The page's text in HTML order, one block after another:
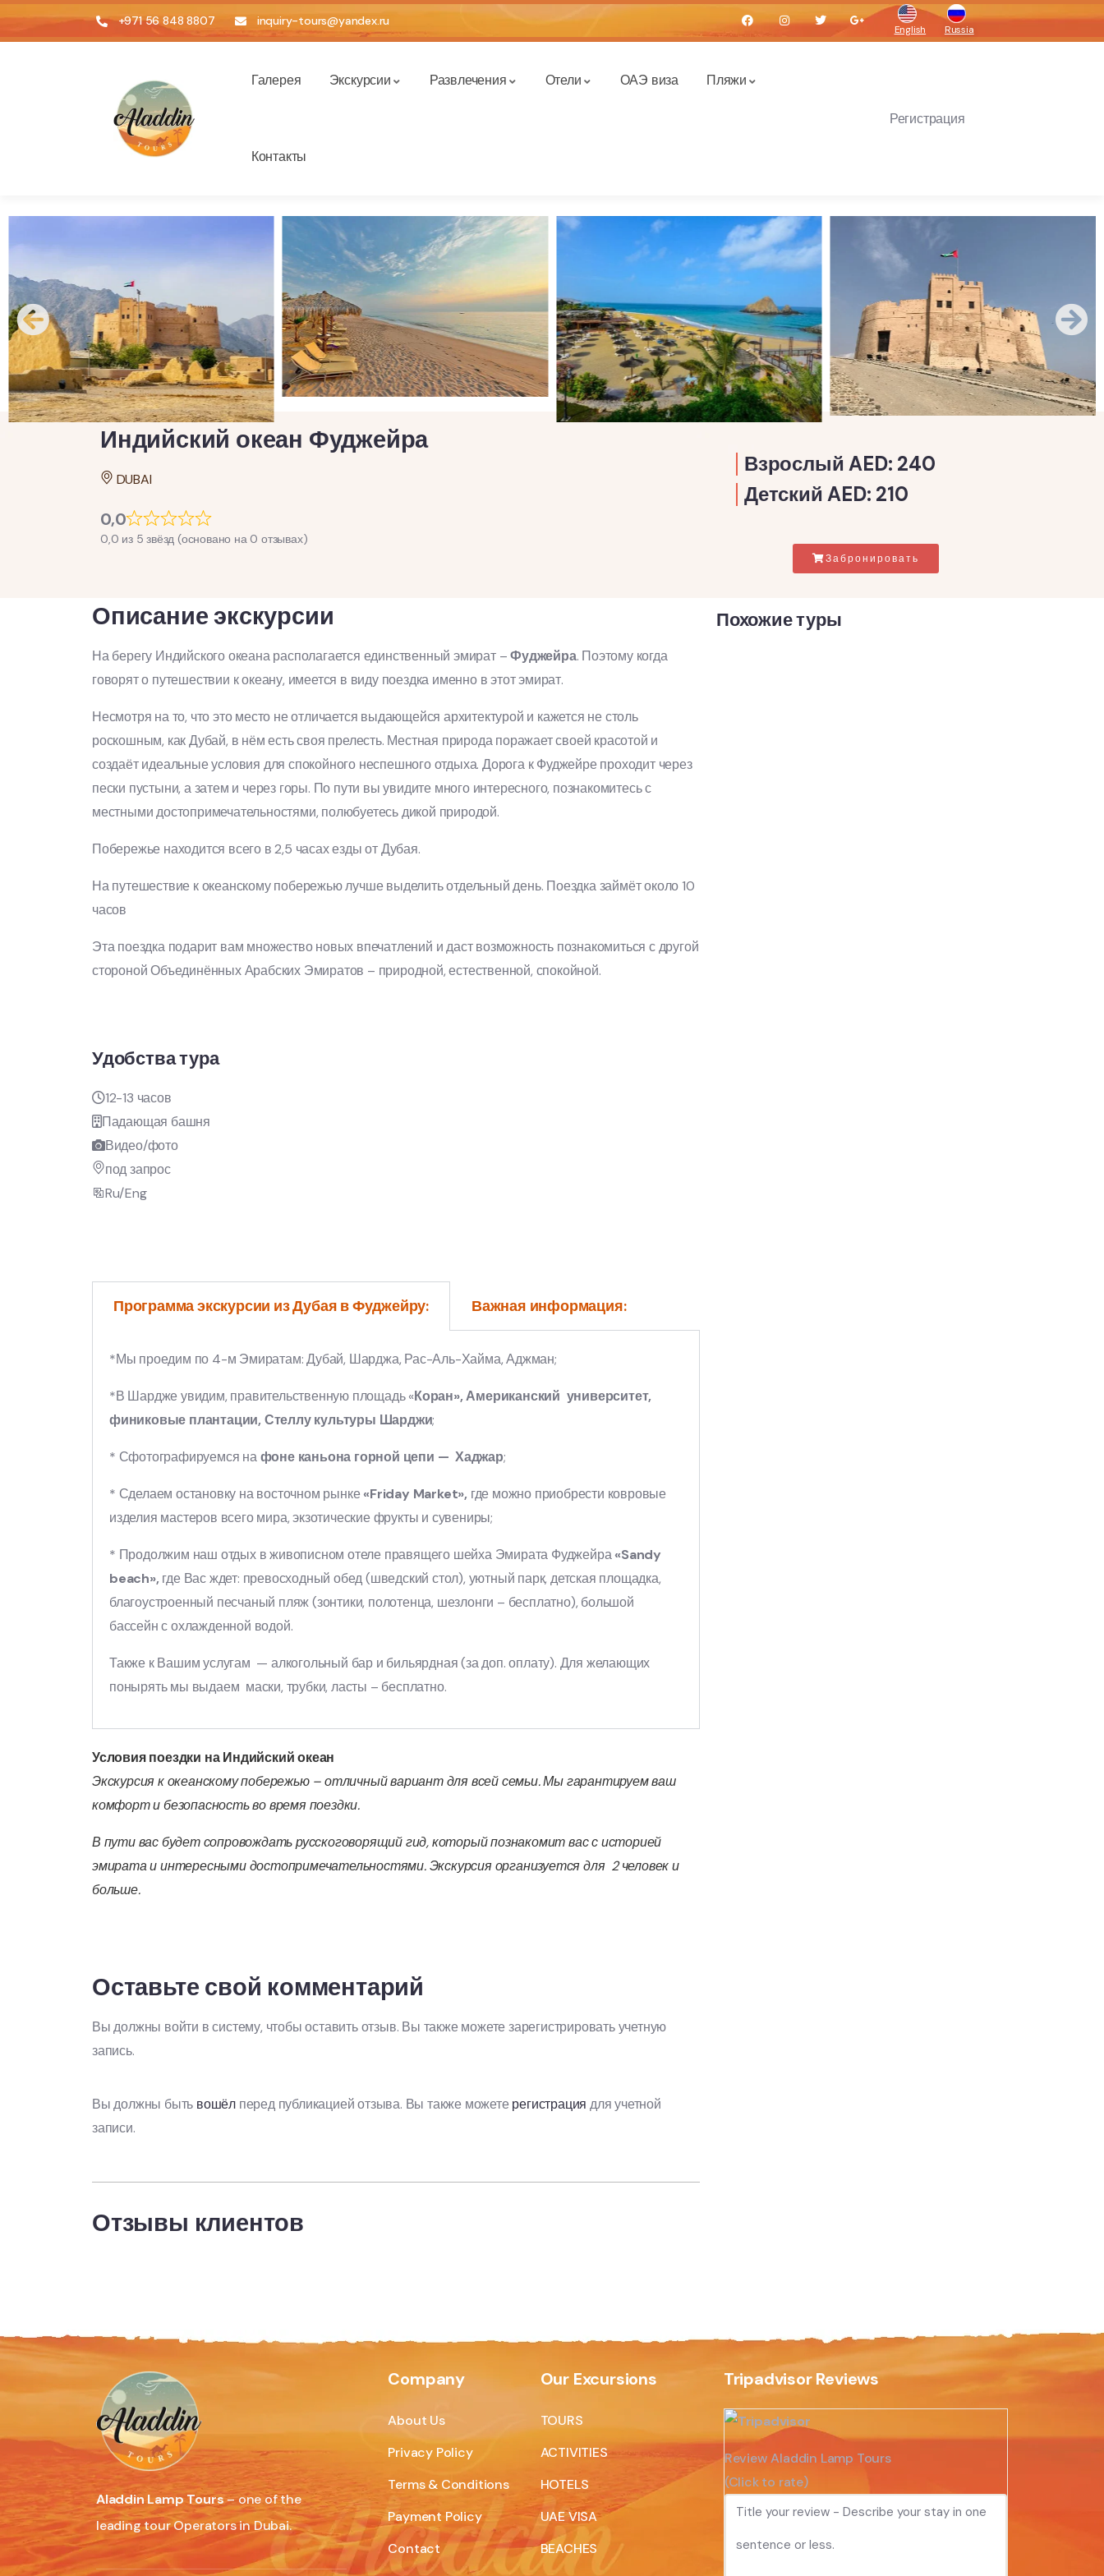
+971 56 848 8807 inquiry-tours@yandex.ru
English Russia
Галерея Экскурсии Развлечения Отели ОАЭ виза Пляжи
Контакты
Регистрация
Индийский океан Фуджейра
DUBAI
0,0
0,0 из 5 звёзд (основано на 0 отзывах)
Взрослый AED: 240
Детский AED: 210
Забронировать
Описание экскурсии
На берегу Индийского океана располагается единственный эмират –Фуджейра. Поэтому когда
говорят о путешествии к океану, имеется в виду поездка именно в этот эмират.
Несмотря на то, что это место не отличается выдающейся архитектурой и кажется не столь
роскошным, как Дубай, в нём есть своя прелесть. Местная природа поражает своей красотой и
создаёт идеальные условия для спокойного неспешного отдыха. Дорога к Фуджейре проходит через
пески пустыни, а затем и через горы. По пути вы увидите много интересного, познакомитесь с
местными достопримечательностями, полюбуетесь дикой природой.
Побережье находится всего в 2,5 часах езды от Дубая.
На путешествие к океанскому побережью лучше выделить отдельный день. Поездка займёт около 10
часов
Эта поездка подарит вам множество новых впечатлений и даст возможность познакомиться с другой
стороной Объединённых Арабских Эмиратов – природной, естественной, спокойной.
Удобства тура
12-13 часов
Падающая башня
Видео/фото
под запрос
Ru/Eng
Программа экскурсии из Дубая в Фуджейру: Важная информация:
*Мы проедим по 4-м Эмиратам: Дубай, Шарджа, Рас-Аль-Хайма, Аджман;
*В Шардже увидим, правительственную площадь «Коран», Американский университет,
финиковые плантации, Стеллу культуры Шарджи;
* Сфотографируемся нафоне каньона горной цепи — Хаджар;
* Сделаем остановку на восточном рынке«Friday Market», где можно приобрести ковровые
изделия мастеров всего мира, экзотические фрукты и сувениры;
* Продолжим наш отдых в живописном отеле правящего шейха Эмирата Фуджейра«Sandy
beach», где Вас ждет: превосходный обед (шведский стол), уютный парк, детская площадка,
благоустроенный песчаный пляж (зонтики, полотенца, шезлонги – бесплатно), большой
бассейн с охлажденной водой.
Также к Вашим услугам — алкогольный бар и бильярдная (за доп. оплату). Для желающих
понырять мы выдаем маски, трубки, ласты – бесплатно.
Условия поездки на Индийский океан
Экскурсия к океанскому побережью – отличный вариант для всей семьи. Мы гарантируем ваш
комфорт и безопасность во время поездки.
В пути вас будет сопровождать русскоговорящий гид, который познакомит вас с историей
эмирата и интересными достопримечательностями. Экскурсия организуется для 2 человек и
больше.
Оставьте свой комментарий
Вы должны войти в систему, чтобы оставить отзыв. Вы также можете зарегистрировать учетную
запись.
Вы должны быть вошёл перед публикацией отзыва. Вы также можете регистрация для учетной
записи.
Отзывы клиентов
Похожие туры
Aladdin Lamp Tours– one of the
leading tour Operators in Dubai.
Company
About Us
Privacy Policy
Terms & Conditions
Payment Policy
Contact
Our Excursions
TOURS
ACTIVITIES
HOTELS
UAE VISA
BEACHES
Tripadvisor Reviews
Review Aladdin Lamp Tours
(Click to rate)